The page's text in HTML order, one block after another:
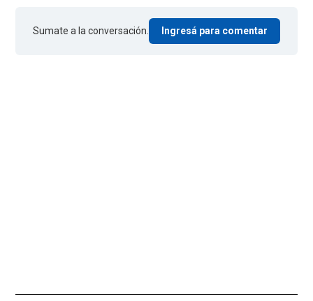
Sumate a la conversación. Ingresá para comentar